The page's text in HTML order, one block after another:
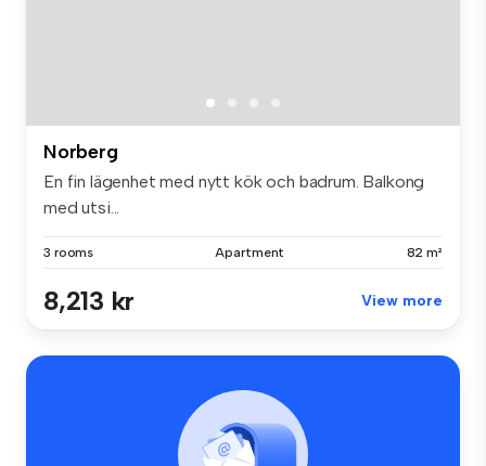
Norberg
En fin lägenhet med nytt kök och badrum. Balkong
med utsi...
3 rooms Apartment 82 m²
8,213 kr View more